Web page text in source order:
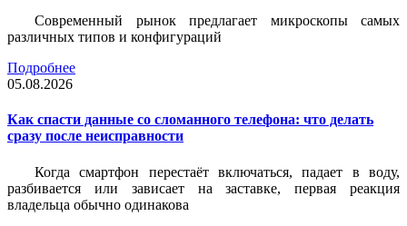
Современный рынок предлагает микроскопы самых
различных типов и конфигураций
Подробнее
05.08.2026
Как спасти данные со сломанного телефона: что делать
сразу после неисправности
Когда смартфон перестаёт включаться, падает в воду,
разбивается или зависает на заставке, первая реакция
владельца обычно одинакова